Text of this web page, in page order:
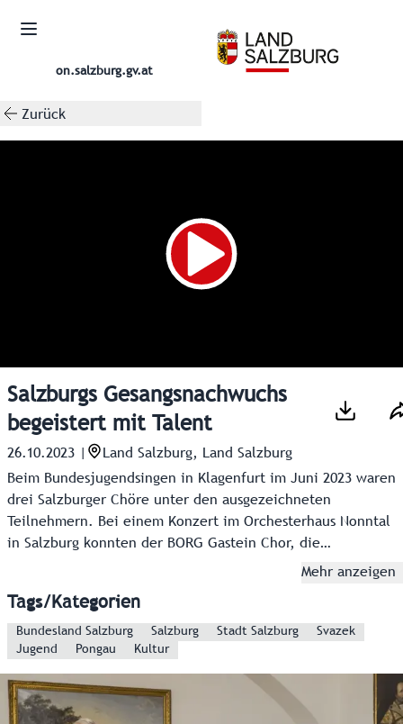
on.salzburg.gv.at
Zurück
Salzburgs Gesangsnachwuchs
begeistert mit Talent
26.10.2023
Land Salzburg, Land Salzburg
Beim Bundesjugendsingen in Klagenfurt im Juni 2023 waren
drei Salzburger Chöre unter den ausgezeichneten
Teilnehmern. Bei einem Konzert im Orchesterhaus Nonntal
in Salzburg konnten der BORG Gastein Chor, die
Cantophonics vom Borromäum und die Jugendkantorei am
nochmals unter Beweis stellen.
Mehr anzeigen
Tags/Kategorien
Bundesland Salzburg Salzburg Stadt Salzburg
Svazek
Jugend
Pongau Kultur